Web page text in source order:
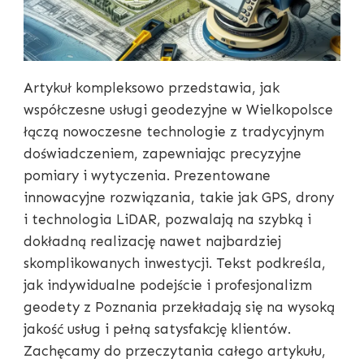
Artykuł kompleksowo przedstawia, jak
współczesne usługi geodezyjne w Wielkopolsce
łączą nowoczesne technologie z tradycyjnym
doświadczeniem, zapewniając precyzyjne
pomiary i wytyczenia. Prezentowane
innowacyjne rozwiązania, takie jak GPS, drony
i technologia LiDAR, pozwalają na szybką i
dokładną realizację nawet najbardziej
skomplikowanych inwestycji. Tekst podkreśla,
jak indywidualne podejście i profesjonalizm
geodety z Poznania przekładają się na wysoką
jakość usług i pełną satysfakcję klientów.
Zachęcamy do przeczytania całego artykułu,